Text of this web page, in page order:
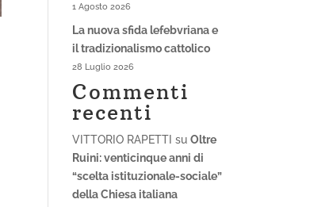
1 Agosto 2026
La nuova sfida lefebvriana e
il tradizionalismo cattolico
28 Luglio 2026
Commenti
recenti
VITTORIO RAPETTI suOltre
Ruini: venticinque anni di
“scelta istituzionale-sociale”
della Chiesa italiana